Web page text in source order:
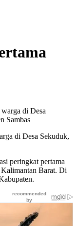
di Desa Sekuduk,
peringkat pertama
Barat. Di